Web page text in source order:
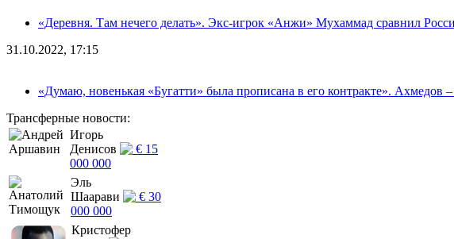
«Деревня. Там нечего делать». Экс-игрок «Анжи» Мухаммад сравнил
31.10.2022, 17:15
«Думаю, новенькая «Бугатти» была прописана в его контракте». Ахмедов
Трансферные новости:
Игорь
Денисов
€ 15
000 000
Эль
Шаарави
€ 30
000 000
Кристофер